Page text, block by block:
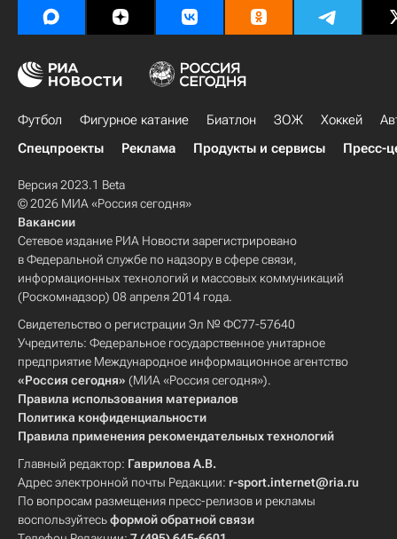
Футбол Фигурное катание Биатлон ЗОЖ Хоккей
Спецпроекты
Реклама Продукты и сервисы Пресс-
Версия 2023.1 Beta
© 2026 МИА «Россия сегодня»
Вакансии
Сетевое издание РИА Новости зарегистрировано
в Федеральной службе по надзору в сфере связи,
информационных технологий и массовых коммуникаций
(Роскомнадзор) 08 апреля 2014 года.
Свидетельство о регистрации Эл № ФС77-57640
Учредитель: Федеральное государственное унитарное
предприятие Международное информационное агентство
«Россия сегодня» (МИА «Россия сегодня»).
Правила использования материалов
Политика конфиденциальности
Правила применения рекомендательных технологий
Главный редактор: Гаврилова А.В.
Адрес электронной почты Редакции: r-sport.internet@ria.ru
По вопросам размещения пресс-релизов и рекламы
воспользуйтесьформой обратной связи